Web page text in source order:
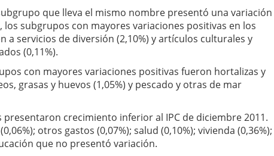
que lleva el mismo nombre presentó una variación
los subgrupos con mayores variaciones positivas en los
a servicios de diversión (2,10%) y artículos culturales y
(0,11%).
con mayores variaciones positivas fueron hortalizas y
grasas y huevos (1,05%) y pescado y otras de mar
crecimiento inferior al IPC de diciembre 2011.
otros gastos (0,07%); salud (0,10%); vivienda (0,36%);
que no presentó variación.